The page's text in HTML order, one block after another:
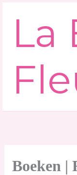
naar
inhoudLa
Boeken |